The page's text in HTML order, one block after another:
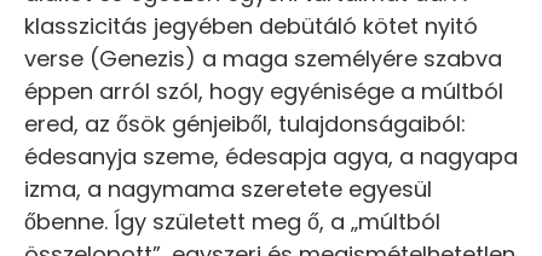
klasszicitás jegyében debütáló kötet nyitó
verse (Genezis) a maga személyére szabva
éppen arról szól, hogy egyénisége a múltból
ered, az ősök génjeiből, tulajdonságaiból:
édesanyja szeme, édesapja agya, a nagyapa
izma, a nagymama szeretete egyesül
őbenne. Így született meg ő, a „múltból